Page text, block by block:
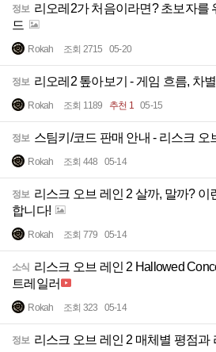
정보 리오레2가 처음이라면? 초보자를
드
Rokah 조회 2715 05-20
정보 리오레2 톺아보기 - 게임 흐름, 차
Rokah 조회 1189 추천 1 05-15
정보 스팀키/코드 판매 안내 - 리스크 오
Rokah 조회 448 05-14
정보 리스크 오브 레인 2 살까, 말까? 이
합니다!
Rokah 조회 779 05-14
소식 리스크 오브 레인 2 Hallowed
트레일러
Rokah 조회 323 05-14
정보 리스크 오브 레인 2 매체별 평점과